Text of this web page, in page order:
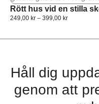
Rött hus vid en stilla
249,00 kr – 399,00 kr
Håll dig
genom att